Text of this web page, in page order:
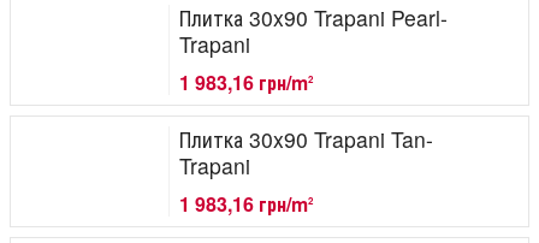
Плитка 30x90 Trapani Pearl-
Trapani
1 983,16 грн/m2
Плитка 30x90 Trapani Tan-
Trapani
1 983,16 грн/m2